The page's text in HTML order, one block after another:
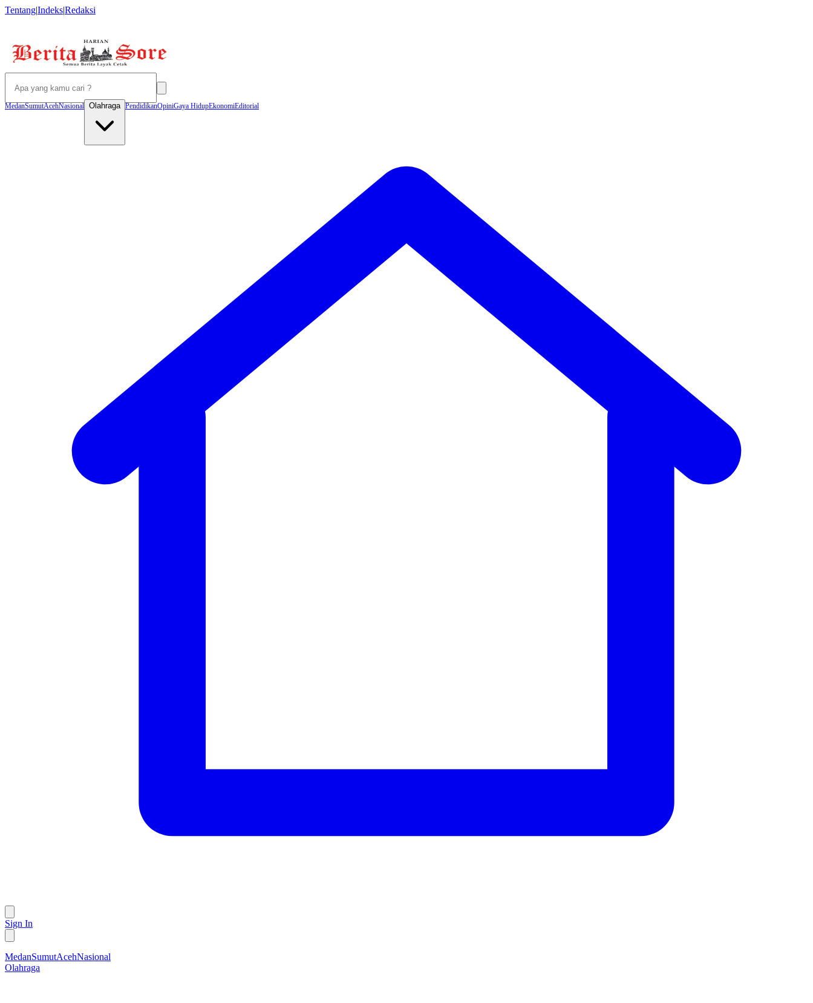
Tentang|Indeks|Redaksi
MedanSumutAcehNasional Olahraga PendidikanOpiniGaya HidupEkonomiEditorial
Sign In
MedanSumutAcehNasional
Olahraga